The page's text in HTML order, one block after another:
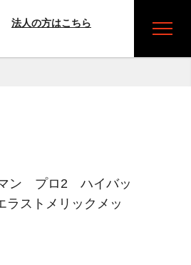
法人の方はこちら
ン プロ2 ハイバッ
ストメリックメッ